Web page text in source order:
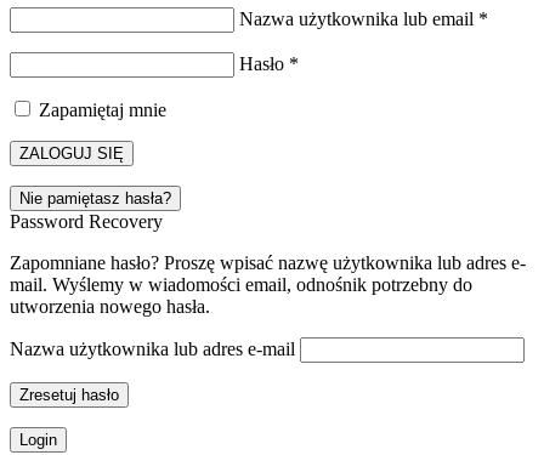
Nazwa użytkownika lub email *
Hasło *
Zapamiętaj mnie
ZALOGUJ SIĘ
Nie pamiętasz hasła?
Password Recovery
Zapomniane hasło? Proszę wpisać nazwę użytkownika lub adres e-
mail. Wyślemy w wiadomości email, odnośnik potrzebny do
utworzenia nowego hasła.
Nazwa użytkownika lub adres e-mail
Zresetuj hasło
Login